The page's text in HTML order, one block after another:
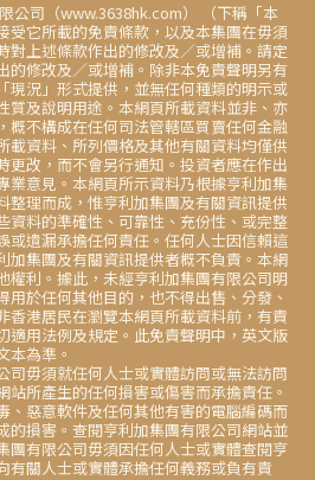
公司（www.3638hk.com） （下稱「本
受它所載的免責條款，以及本集團在毋須
對上述條款作出的修改及／或增補。請定
的修改及／或增補。除非本免責聲明另有
現況」形式提供，並無任何種類的明示或
質及說明用途。本網頁所載資料並非、亦
概不構成在任何司法管轄區買賣任何金融
載資料、所列價格及其他有關資料均僅供
更改，而不會另行通知。投資者應在作出
業意見。本網頁所示資料乃根據亨利加集
整理而成，惟亨利加集團及有關資訊提供
資料的準確性、可靠性、充份性、或完整
或遺漏承擔任何責任。任何人士因信賴這
加集團及有關資訊提供者概不負責。本網
權利。據此，未經亨利加集團有限公司明
用於任何其他目的，也不得出售、分發、
香港居民在瀏覽本網頁所載資料前，有責
適用法例及規定。此免責聲明中，英文版
本為準。
司毋須就任何人士或實體訪問或無法訪問
站所產生的任何損害或傷害而承擔責任。
、惡意軟件及任何其他有害的電腦編碼而
的損害。查閱亨利加集團有限公司網站並
團有限公司毋須因任何人士或實體查閱亨
有關人士或實體承擔任何義務或負有責